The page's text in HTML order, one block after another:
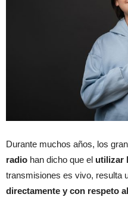
Durante muchos años, los
radio han dicho que el utilizar
transmisiones es vivo, resulta
directamente y con respeto